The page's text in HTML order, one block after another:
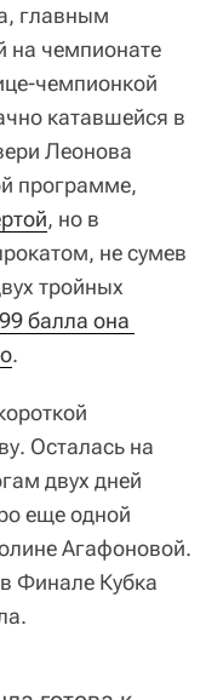
главным
на чемпионате
чемпионкой
катавшейся в
Леонова
программе,
, но в
не сумев
тройных
балла она
.
Осталась на
двух дней
еще одной
Агафоновой.
Финале Кубка